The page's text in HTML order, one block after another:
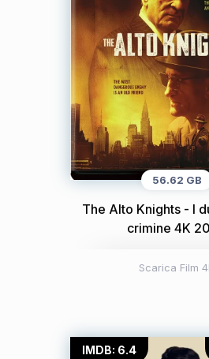
56.62 GB
The Alto Knights - I
crimine 4K
Scarica Film
IMDB: 6.4